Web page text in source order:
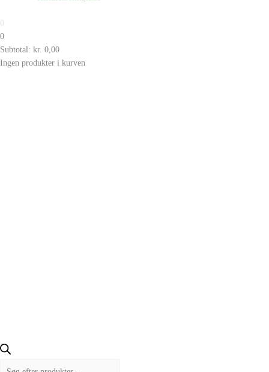
0
0
Subtotal: kr. 0,00
Ingen produkter i kurven